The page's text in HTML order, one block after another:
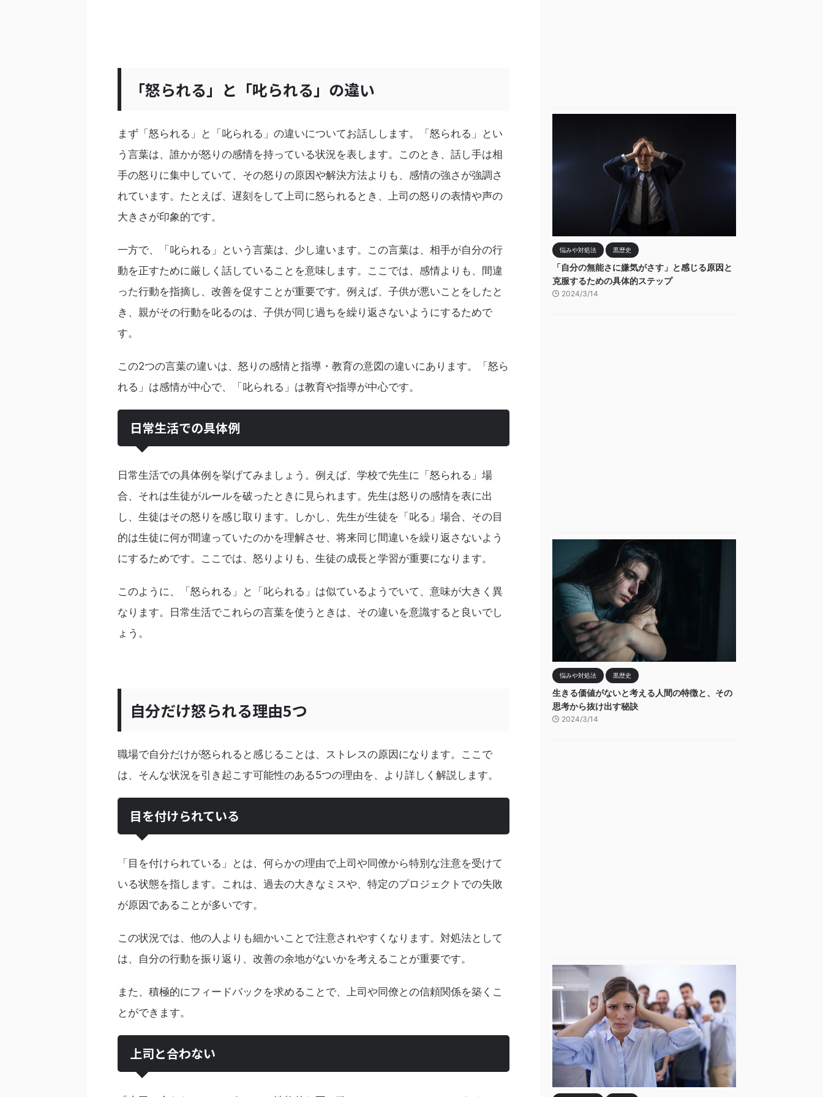
「怒られる」と「叱られる」の違い
まず「怒られる」と「叱られる」の違いについてお話しします。「怒られる」とい
う言葉は、誰かが怒りの感情を持っている状況を表します。このとき、話し手は相
手の怒りに集中していて、その怒りの原因や解決方法よりも、感情の強さが強調さ
れています。たとえば、遅刻をして上司に怒られるとき、上司の怒りの表情や声の
大きさが印象的です。
一方で、「叱られる」という言葉は、少し違います。この言葉は、相手が自分の行
動を正すために厳しく話していることを意味します。ここでは、感情よりも、間違
った行動を指摘し、改善を促すことが重要です。例えば、子供が悪いことをしたと
き、親がその行動を叱るのは、子供が同じ過ちを繰り返さないようにするためで
す。
この2つの言葉の違いは、怒りの感情と指導・教育の意図の違いにあります。「怒ら
れる」は感情が中心で、「叱られる」は教育や指導が中心です。
日常生活での具体例
日常生活での具体例を挙げてみましょう。例えば、学校で先生に「怒られる」場
合、それは生徒がルールを破ったときに見られます。先生は怒りの感情を表に出
し、生徒はその怒りを感じ取ります。しかし、先生が生徒を「叱る」場合、その目
的は生徒に何が間違っていたのかを理解させ、将来同じ間違いを繰り返さないよう
にするためです。ここでは、怒りよりも、生徒の成長と学習が重要になります。
このように、「怒られる」と「叱られる」は似ているようでいて、意味が大きく異
なります。日常生活でこれらの言葉を使うときは、その違いを意識すると良いでし
ょう。
自分だけ怒られる理由5つ
職場で自分だけが怒られると感じることは、ストレスの原因になります。ここで
は、そんな状況を引き起こす可能性のある5つの理由を、より詳しく解説します。
目を付けられている
「目を付けられている」とは、何らかの理由で上司や同僚から特別な注意を受けて
いる状態を指します。これは、過去の大きなミスや、特定のプロジェクトでの失敗
が原因であることが多いです。
この状況では、他の人よりも細かいことで注意されやすくなります。対処法として
は、自分の行動を振り返り、改善の余地がないかを考えることが重要です。
また、積極的にフィードバックを求めることで、上司や同僚との信頼関係を築くこ
とができます。
上司と合わない
悩みや対処法 黒歴史
「自分の無能さに嫌気がさす」と感じる原因と
克服するための具体的ステップ
2024/3/14
悩みや対処法 黒歴史
生きる価値がないと考える人間の特徴と、その
思考から抜け出す秘訣
2024/3/14